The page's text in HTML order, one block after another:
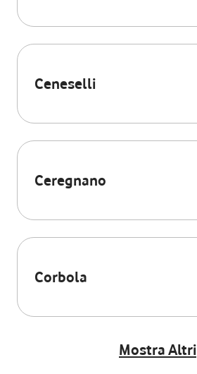
Ceneselli
Ceregnano
Corbola
Mostra Altri